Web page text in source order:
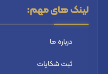
لینک های مهم:
درباره ما
ثبت شكايات